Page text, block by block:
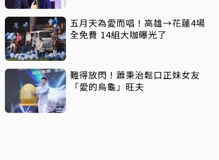
五月天為愛而唱！高雄→花蓮4場
全免費 14組大咖曝光了
難得放閃！蕭秉治鬆口正妹女友
「愛的烏龜」旺夫